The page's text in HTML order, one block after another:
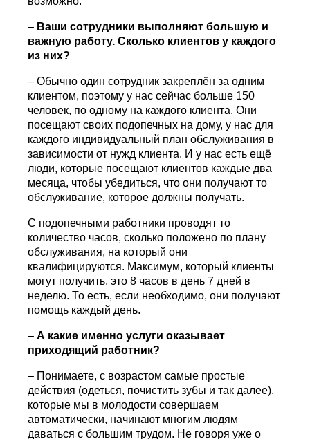
– Ваши сотрудники выполняют большую и
важную работу. Сколько клиентов у каждого
из них?
– Обычно один сотрудник закреплён за одним
клиентом, поэтому у нас сейчас больше 150
человек, по одному на каждого клиента. Они
посещают своих подопечных на дому, у нас для
каждого индивидуальный план обслуживания в
зависимости от нужд клиента. И у нас есть ещё
люди, которые посещают клиентов каждые два
месяца, чтобы убедиться, что они получают то
обслуживание, которое должны получать.
С подопечными работники проводят то
количество часов, сколько положено по плану
обслуживания, на который они
квалифицируются. Максимум, который клиенты
могут получить, это 8 часов в день 7 дней в
неделю. То есть, если необходимо, они получают
помощь каждый день.
–А какие именно услуги оказывает
приходящий работник?
– Понимаете, с возрастом самые простые
действия (одеться, почистить зубы и так далее),
которые мы в молодости совершаем
автоматически, начинают многим людям
даваться с большим трудом. Не говоря уже о